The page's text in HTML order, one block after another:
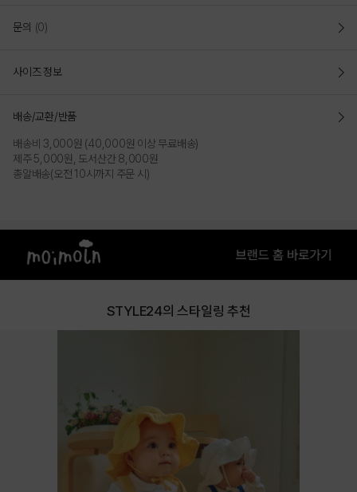
문의 (0)
사이즈 정보
배송/교환/반품
배송비 3,000원 (40,000원 이상 무료배송)
제주 5,000원, 도서산간 8,000원
총알배송(오전 10시까지 주문 시)
STYLE24의 스타일링 추천